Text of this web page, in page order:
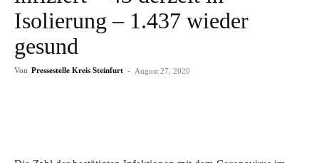
Isolierung – 1.437 wieder
gesund
Von Pressestelle Kreis Steinfurt - August 27, 2020